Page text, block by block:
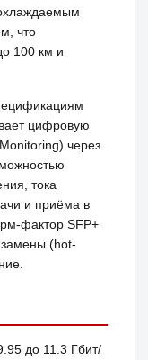
что
100 км и
цифровую
через
тока
и приёма в
фактор SFP+
замены (hot-
до 11.3 Гбит/